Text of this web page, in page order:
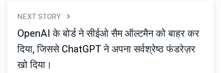
NEXT STORY
OpenAI के बोर्ड ने सीईओ सैम ऑल्टमैन को बाहर कर
दिया, जिससे ChatGPT ने अपना सर्वश्रेष्ठ फंडरेज़र
खो दिया।